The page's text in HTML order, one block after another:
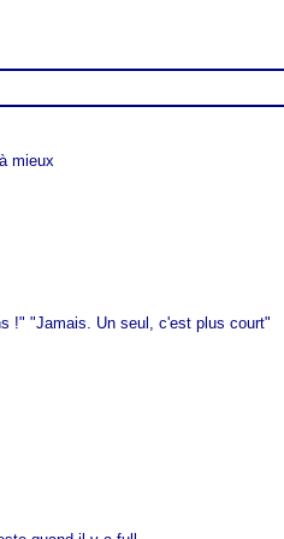
mieux
!" "Jamais. Un seul, c'est plus court"